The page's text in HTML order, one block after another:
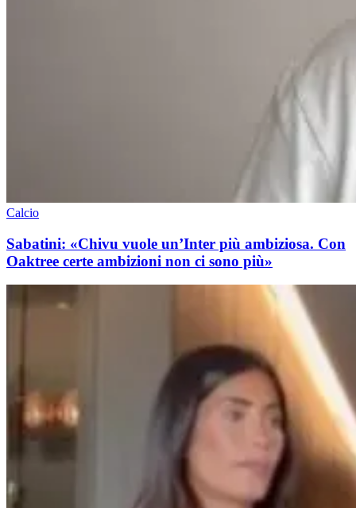
Calcio
Sabatini: «Chivu vuole un’Inter più ambiziosa. Con
Oaktree certe ambizioni non ci sono più»